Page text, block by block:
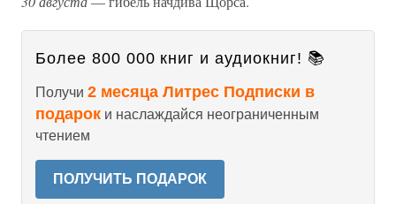
Более 800 000 книг и аудиокниг! 📚
Получи 2 месяца Литрес Подписки в
подарок и наслаждайся неограниченным
чтением
ПОЛУЧИТЬ ПОДАРОК